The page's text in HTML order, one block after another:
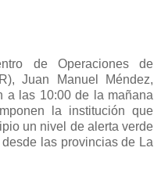
de Operaciones de
Juan Manuel Méndez,
a las 10:00 de la mañana
la institución que
un nivel de alerta verde
las provincias de La